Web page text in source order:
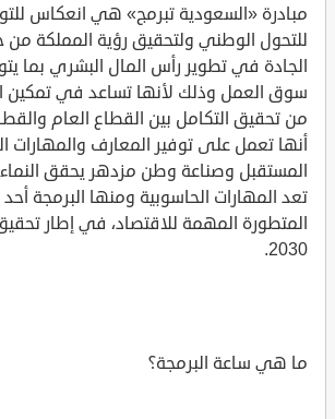
مبادرة «السعودية تبرمج» هي انعكاس
للتحول الوطني ولتحقيق رؤية المملكة من
الجادة في تطوير رأس المال البشري بما
سوق العمل وذلك لأنها تساعد في تمكين
من تحقيق التكامل بين القطاع العام
أنها تعمل على توفير المعارف والمهارات
المستقبل وصناعة وطن مزدهر يحقق
تعد المهارات الحاسوبية ومنها البرمجة
المتطورة المهمة للاقتصاد، في إطار
2030.
ما هي ساعة البرمجة؟